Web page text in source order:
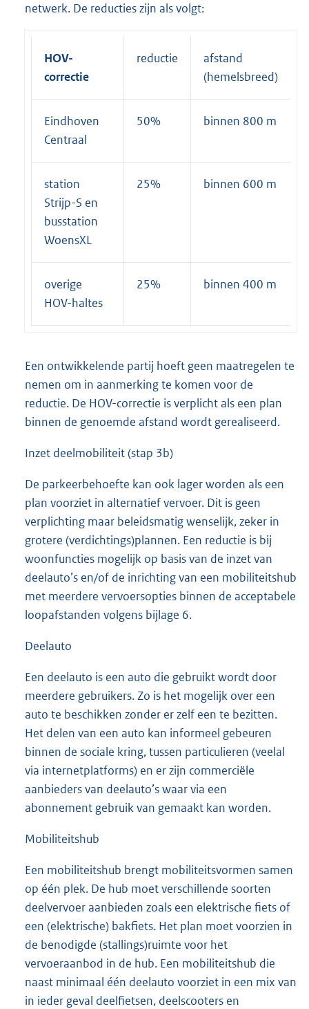
netwerk. De reducties zijn als volgt:
HOV-
correctie
reductie
afstand
(hemelsbreed)
Eindhoven
Centraal
50% binnen 800 m
station
Strijp-S en
busstation
WoensXL
25% binnen 600 m
overige
HOV-haltes
25% binnen 400 m
Een ontwikkelende partij hoeft geen maatregelen te
nemen om in aanmerking te komen voor de
reductie. De HOV-correctie is verplicht als een plan
binnen de genoemde afstand wordt gerealiseerd.
Inzet deelmobiliteit (stap 3b)
De parkeerbehoefte kan ook lager worden als een
plan voorziet in alternatief vervoer. Dit is geen
verplichting maar beleidsmatig wenselijk, zeker in
grotere (verdichtings)plannen. Een reductie is bij
woonfuncties mogelijk op basis van de inzet van
deelauto’s en/of de inrichting van een mobiliteitshub
met meerdere vervoersopties binnen de acceptabele
loopafstanden volgens bijlage 6.
Deelauto
Een deelauto is een auto die gebruikt wordt door
meerdere gebruikers. Zo is het mogelijk over een
auto te beschikken zonder er zelf een te bezitten.
Het delen van een auto kan informeel gebeuren
binnen de sociale kring, tussen particulieren (veelal
via internetplatforms) en er zijn commerciële
aanbieders van deelauto’s waar via een
abonnement gebruik van gemaakt kan worden.
Mobiliteitshub
Een mobiliteitshub brengt mobiliteitsvormen samen
op één plek. De hub moet verschillende soorten
deelvervoer aanbieden zoals een elektrische fiets of
een (elektrische) bakfiets. Het plan moet voorzien in
de benodigde (stallings)ruimte voor het
vervoeraanbod in de hub. Een mobiliteitshub die
naast minimaal één deelauto voorziet in een mix van
in ieder geval deelfietsen, deelscooters en